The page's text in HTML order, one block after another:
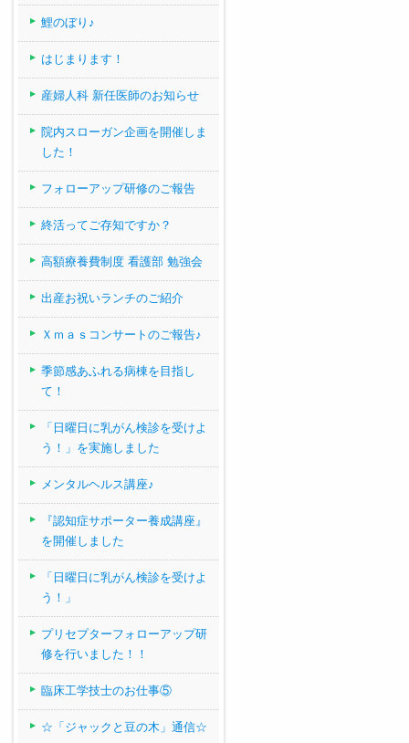
鯉のぼり♪
はじまります！
産婦人科 新任医師のお知らせ
院内スローガン企画を開催しま
した！
フォローアップ研修のご報告
終活ってご存知ですか？
高額療養費制度 看護部 勉強会
出産お祝いランチのご紹介
Ｘｍａｓコンサートのご報告♪
季節感あふれる病棟を目指し
て！
「日曜日に乳がん検診を受けよ
う！」を実施しました
メンタルヘルス講座♪
『認知症サポーター養成講座』
を開催しました
「日曜日に乳がん検診を受けよ
う！」
プリセプターフォローアップ研
修を行いました！！
臨床工学技士のお仕事⑤
☆「ジャックと豆の木」通信☆